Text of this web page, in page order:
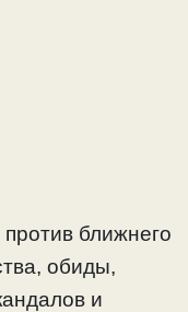
ближнего
обиды,
и